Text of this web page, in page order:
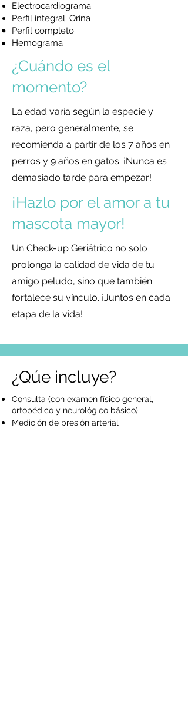
Electrocardiograma
Perfil integral: Orina
Perfil completo
Hemograma
¿Cuándo es el
momento?
La edad varía según la especie y
raza, pero generalmente, se
recomienda a partir de los 7 años en
perros y 9 años en gatos. ¡Nunca es
demasiado tarde para empezar!
¡Hazlo por el amor a tu
mascota mayor!
Un Check-up Geriátrico no solo
prolonga la calidad de vida de tu
amigo peludo, sino que también
fortalece su vínculo. ¡Juntos en cada
etapa de la vida!
¿Qúe incluye?
Consulta (con examen físico general,
ortopédico y neurológico básico)
Medición de presión arterial